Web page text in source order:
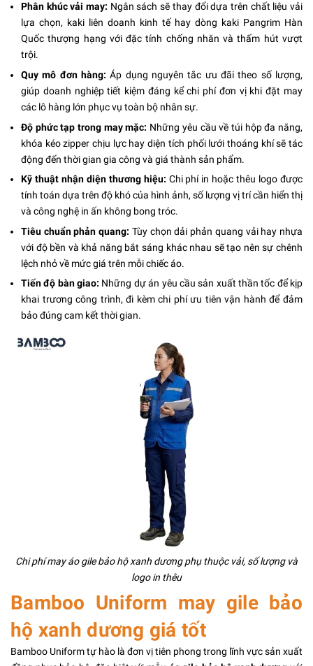
Phân khúc vải may: Ngân sách sẽ thay đổi dựa trên chất liệu vải
lựa chọn, kaki liên doanh kinh tế hay dòng kaki Pangrim Hàn
Quốc thượng hạng với đặc tính chống nhăn và thấm hút vượt
trội.
Quy mô đơn hàng: Áp dụng nguyên tắc ưu đãi theo số lượng,
giúp doanh nghiệp tiết kiệm đáng kể chi phí đơn vị khi đặt may
các lô hàng lớn phục vụ toàn bộ nhân sự.
Độ phức tạp trong may mặc: Những yêu cầu về túi hộp đa năng,
khóa kéo zipper chịu lực hay diện tích phối lưới thoáng khí sẽ tác
động đến thời gian gia công và giá thành sản phẩm.
Kỹ thuật nhận diện thương hiệu: Chi phí in hoặc thêu logo được
tính toán dựa trên độ khó của hình ảnh, số lượng vị trí cần hiển thị
và công nghệ in ấn không bong tróc.
Tiêu chuẩn phản quang: Tùy chọn dải phản quang vải hay nhựa
với độ bền và khả năng bắt sáng khác nhau sẽ tạo nên sự chênh
lệch nhỏ về mức giá trên mỗi chiếc áo.
Tiến độ bàn giao: Những dự án yêu cầu sản xuất thần tốc để kịp
khai trương công trình, đi kèm chi phí ưu tiên vận hành để đảm
bảo đúng cam kết thời gian.
Chi phí may áo gile bảo hộ xanh dương phụ thuộc vải, số lượng và
logo in thêu
Bamboo Uniform may gile bảo
hộ xanh dương giá tốt
Bamboo Uniform tự hào là đơn vị tiên phong trong lĩnh vực sản xuất